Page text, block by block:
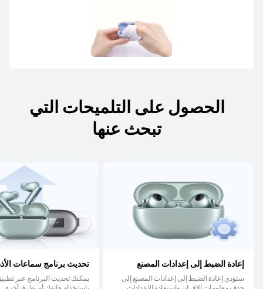
الحصول على التلميحات التي
تبحث عنها
إعادة الضبط إلى إعدادات المصنع
ستؤدي إعادة الضبط إلى إعدادات المصنع إلى
تحديث برنامج سماعات